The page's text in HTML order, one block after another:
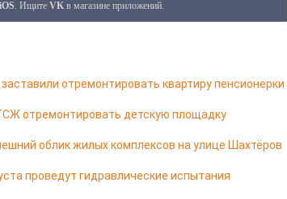
отремонтировать квартиру пенсионерки
отремонтировать детскую площадку
облик жилых комплексов на улице Шахтёров
проведут гидравлические испытания